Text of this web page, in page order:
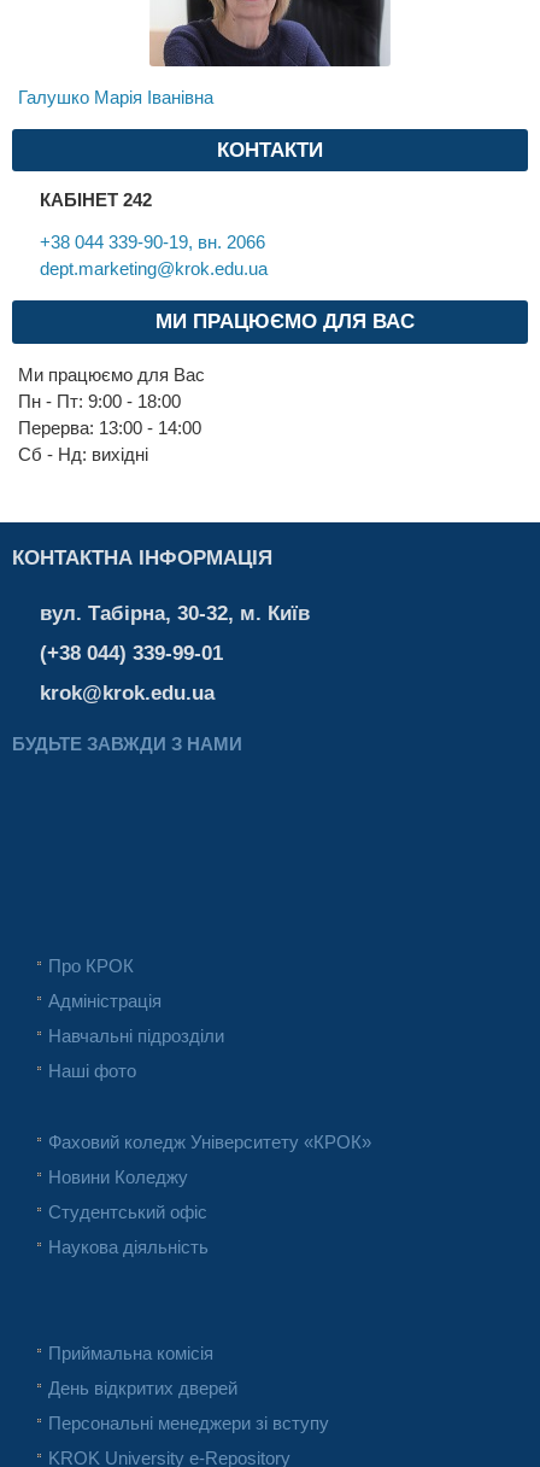
Галушко Марія Іванівна
КОНТАКТИ
КАБІНЕТ 242
+38 044 339-90-19, вн. 2066
dept.marketing@krok.edu.ua
МИ ПРАЦЮЄМО ДЛЯ ВАС
Ми працюємо для Вас
Пн - Пт: 9:00 - 18:00
Перерва: 13:00 - 14:00
Cб - Нд: вихідні
КОНТАКТНА ІНФОРМАЦІЯ
вул. Табірна, 30-32, м. Київ
(+38 044) 339-99-01
krok@krok.edu.ua
БУДЬТЕ ЗАВЖДИ З НАМИ
Про КРОК
Адміністрація
Навчальні підрозділи
Наші фото
Фаховий коледж Університету «КРОК»
Новини Коледжу
Студентський офіс
Наукова діяльність
Приймальна комісія
День відкритих дверей
Персональні менеджери зі вступу
KROK University e-Repository